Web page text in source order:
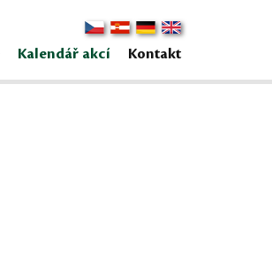
Kalendář akcí Kontakt